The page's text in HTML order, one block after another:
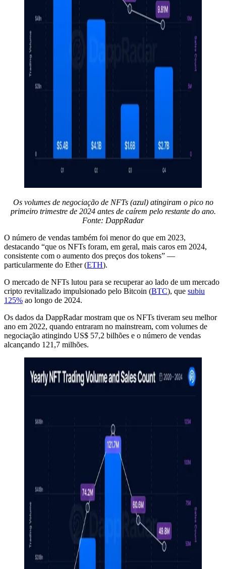
Os volumes de negociação de NFTs (azul) atingiram o pico no
primeiro trimestre de 2024 antes de caírem pelo restante do ano.
Fonte: DappRadar
O número de vendas também foi menor do que em 2023,
destacando “que os NFTs foram, em geral, mais caros em 2024,
consistente com o aumento dos preços dos tokens” —
particularmente do Ether (ETH).
O mercado de NFTs lutou para se recuperar ao lado de um mercado
cripto revitalizado impulsionado pelo Bitcoin (BTC), que subiu
125% ao longo de 2024.
Os dados da DappRadar mostram que os NFTs tiveram seu melhor
ano em 2022, quando entraram no mainstream, com volumes de
negociação atingindo US$ 57,2 bilhões e o número de vendas
alcançando 121,7 milhões.